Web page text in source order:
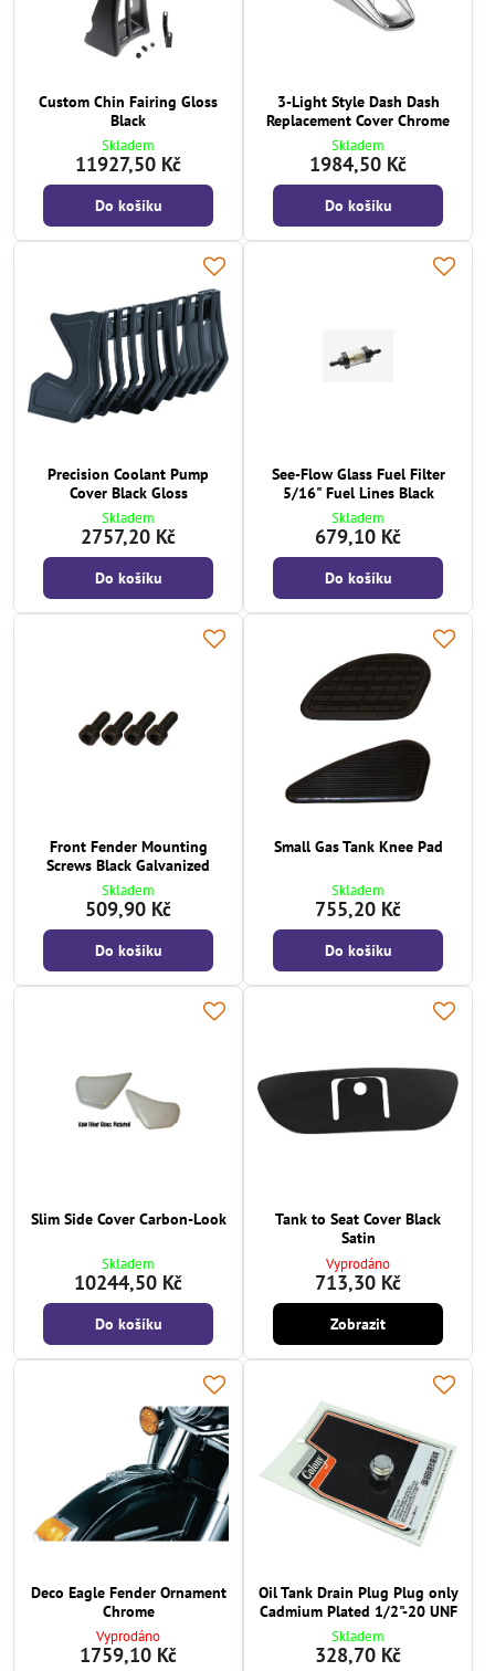
Custom Chin Fairing Gloss
Black
Skladem
11927,50 Kč
Do košíku
3-Light Style Dash Dash
Replacement Cover Chrome
Skladem
1984,50 Kč
Do košíku
Precision Coolant Pump
Cover Black Gloss
Skladem
2757,20 Kč
Do košíku
See-Flow Glass Fuel Filter
5/16" Fuel Lines Black
Skladem
679,10 Kč
Do košíku
Front Fender Mounting
Screws Black Galvanized
Skladem
509,90 Kč
Do košíku
Small Gas Tank Knee Pad
Skladem
755,20 Kč
Do košíku
Slim Side Cover Carbon-Look
Skladem
10244,50 Kč
Do košíku
Tank to Seat Cover Black
Satin
Vyprodáno
713,30 Kč
Zobrazit
Deco Eagle Fender Ornament
Chrome
Vyprodáno
1759,10 Kč
Oil Tank Drain Plug Plug only
Cadmium Plated 1/2"-20 UNF
Skladem
328,70 Kč